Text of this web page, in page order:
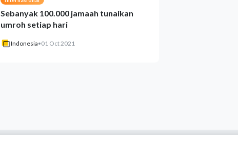
Sebanyak 100.000 jamaah tunaikan
umroh setiap hari
Indonesia•01 Oct 2021